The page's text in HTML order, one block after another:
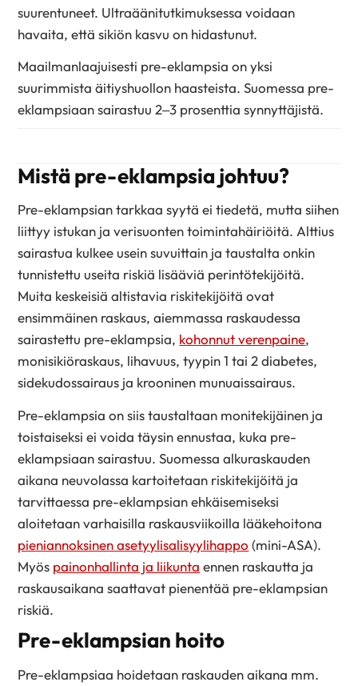
suurentuneet. Ultraäänitutkimuksessa voidaan
havaita, että sikiön kasvu on hidastunut.
Maailmanlaajuisesti pre-eklampsia on yksi
suurimmista äitiyshuollon haasteista. Suomessa pre-
eklampsiaan sairastuu 2–3 prosenttia synnyttäjistä.
Mistä pre-eklampsia johtuu?
Pre-eklampsian tarkkaa syytä ei tiedetä, mutta siihen
liittyy istukan ja verisuonten toimintahäiriöitä. Alttius
sairastua kulkee usein suvuittain ja taustalta onkin
tunnistettu useita riskiä lisääviä perintötekijöitä.
Muita keskeisiä altistavia riskitekijöitä ovat
ensimmäinen raskaus, aiemmassa raskaudessa
sairastettu pre-eklampsia, kohonnut verenpaine,
monisikiöraskaus, lihavuus, tyypin 1 tai 2 diabetes,
sidekudossairaus ja krooninen munuaissairaus.
Pre-eklampsia on siis taustaltaan monitekijäinen ja
toistaiseksi ei voida täysin ennustaa, kuka pre-
eklampsiaan sairastuu. Suomessa alkuraskauden
aikana neuvolassa kartoitetaan riskitekijöitä ja
tarvittaessa pre-eklampsian ehkäisemiseksi
aloitetaan varhaisilla raskausviikoilla lääkehoitona
pieniannoksinen asetyylisalisyylihappo (mini-ASA).
Myös painonhallinta ja liikunta ennen raskautta ja
raskausaikana saattavat pienentää pre-eklampsian
riskiä.
Pre-eklampsian hoito
Pre-eklampsiaa hoidetaan raskauden aikana mm.